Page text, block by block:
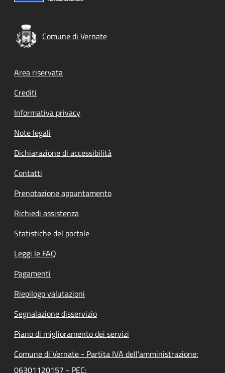
Comune di Vernate
Footer menu
Area riservata
Crediti
Informativa privacy
Note legali
Dichiarazione di accessibilità
Contatti
Prenotazione appuntamento
Richiedi assistenza
Statistiche del portale
Leggi le FAQ
Pagamenti
Riepilogo valutazioni
Segnalazione disservizio
Piano di miglioramento dei servizi
Comune di Vernate - Partita IVA dell'amministrazione:
06301120157 - PEC: